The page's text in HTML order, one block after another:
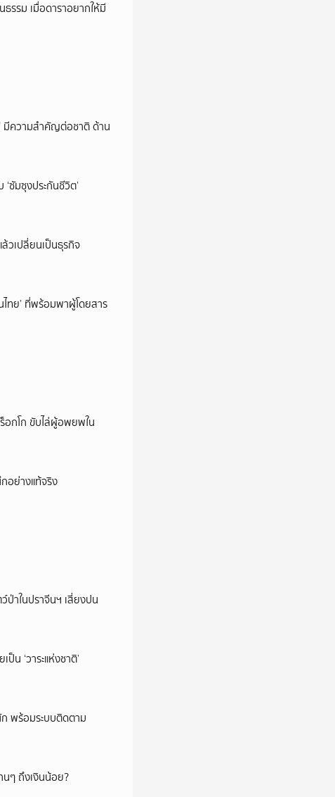
ธรรม เมื่อดาราอยากให้มี
มีความสำคัญต่อชาติ ด้าน
ซัมซุงประกันชีวิต’
วเปลี่ยนเป็นธุรกิจ
ทย’ ที่พร้อมพาผู้โดยสาร
อกโก ขับไล่ผู้อพยพใน
อย่างแท้จริง
ป่าในปราจีนฯ เสี่ยงปน
น ‘วาระแห่งชาติ’
พร้อมระบบติดตาม
นๆ ถึงเงินน้อย?